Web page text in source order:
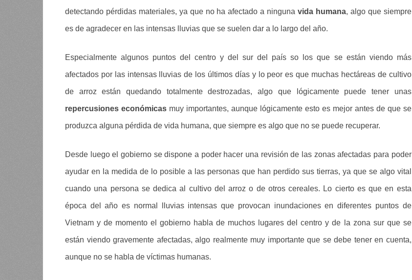
detectando pérdidas materiales, ya que no ha afectado a ninguna vida humana, algo que siempre
es de agradecer en las intensas lluvias que se suelen dar a lo largo del año.
Especialmente algunos puntos del centro y del sur del país so los que se están viendo más
afectados por las intensas lluvias de los últimos días y lo peor es que muchas hectáreas de cultivo
de arroz están quedando totalmente destrozadas, algo que lógicamente puede tener unas
repercusiones económicasmuy importantes, aunque lógicamente esto es mejor antes de que se
produzca alguna pérdida de vida humana, que siempre es algo que no se puede recuperar.
Desde luego el gobierno se dispone a poder hacer una revisión de las zonas afectadas para poder
ayudar en la medida de lo posible a las personas que han perdido sus tierras, ya que se algo vital
cuando una persona se dedica al cultivo del arroz o de otros cereales. Lo cierto es que en esta
época del año es normal lluvias intensas que provocan inundaciones en diferentes puntos de
Vietnam y de momento el gobierno habla de muchos lugares del centro y de la zona sur que se
están viendo gravemente afectadas, algo realmente muy importante que se debe tener en cuenta,
aunque no se habla de víctimas humanas.